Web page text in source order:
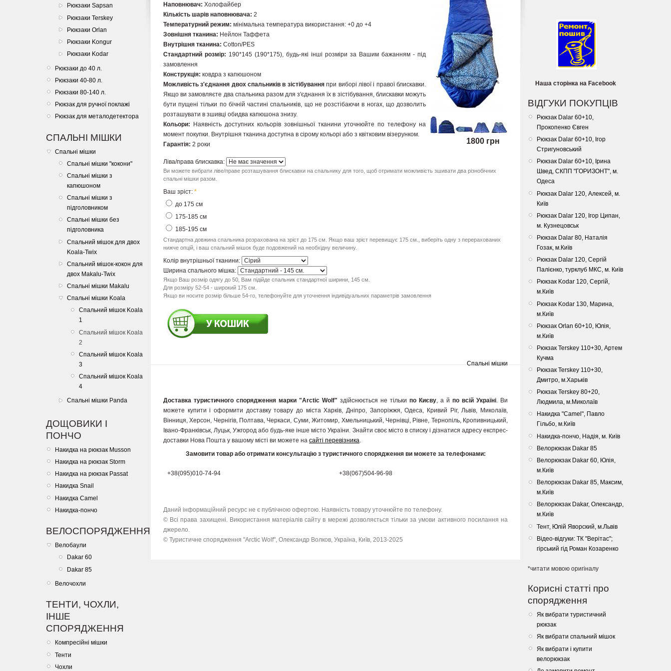
Рюкзаки Sapsan
Рюкзаки Terskey
Рюкзаки Orlan
Рюкзаки Kongur
Рюкзаки Kodar
Рюкзаки до 40 л.
Рюкзаки 40-80 л.
Рюкзаки 80-140 л.
Рюкзак для ручної поклажі
Рюкзак для металодетектора
СПАЛЬНІ МІШКИ
Спальні мішки
Спальні мішки "кокони"
Спальні мішки з
капюшоном
Спальні мішки з
підголовником
Спальні мішки без
підголовника
Спальний мішок для двох
Koala-Twix
Спальний мішок-кокон для
двох Makalu-Twix
Спальні мішки Makalu
Спальні мішки Koala
Спальний мішок Koala
1
Спальний мішок Koala
2
Спальний мішок Koala
3
Спальний мішок Koala
4
Спальні мішки Panda
ДОЩОВИКИ І
ПОНЧО
Накидка на рюкзак Musson
Накидка на рюкзак Storm
Накидка на рюкзак Passat
Накидка Snail
Накидка Camel
Накидка-пончо
ВЕЛОСПОРЯДЖЕННЯ
Велобаули
Dakar 60
Dakar 85
Велочохли
ТЕНТИ, ЧОХЛИ,
ІНШЕ
СПОРЯДЖЕННЯ
Компресійні мішки
Тенти
Чохли
1800 грн
Наповнювач: Холофайбер
Кількість шарів наповнювача: 2
Температурний режим: мінімальна температура використання: +0 до +4
Зовнішня тканина: Нейлон Таффета
Внутрішня тканина: Соtton/PES
Стандартний розмір: 190*145 (190*175), будь-які інші розміри за Вашим бажанням - під
замовлення
Конструкція: ковдра з капюшоном
Можливість з'єднання двох спальників в зістібуванняпри виборі лівої і правої блискавки.
Якщо ви замовляєте два спальника разом для з'єднання їх в зістібування, блискавки можуть
бути пущені тільки по бічній частині спальників, що не розстібаючи в ногах, що дозволить
розташувати в зшивці обидва капюшона знизу.
Кольори:
Наявність доступних кольорів зовнішньої тканини уточнюйте по телефону на
момент покупки. Внутрішня тканина доступна в сірому кольорі або з квітковим візерунком.
Гарантія: 2 роки
Ліва/права блискавка:
Ви можете вибрати ліве/праве розташування блискавки на спальнику для того, щоб отримати можливість зшивати два різнобічних
спальні мішки разом.
Ваш зріст: *
до 175 см
175-185 см
185-195 см
Стандартна довжина спальника розрахована на зріст до 175 см. Якщо ваш зріст перевищує 175 см., виберіть одну з перерахованих
нижче опцій, і ваш спальний мішок буде подовжений на необхідну величину.
Колір внутрішньої тканини:
Ширина спального мішка:
Якщо Ваш розмір одягу до 50, Вам підійде спальник стандартної ширини, 145 см.
Для розміру 52-54 - широкий 175 см.
Якщо ви носите розмір більше 54-го, телефонуйте для уточнення індивідуальних параметрів замовлення
Спальні мішки
Доставка туристичного спорядження марки "Arctic Wolf" здійснюється не тільки по Києву , а й по всій Україні . Ви
можете купити і оформити доставку товару до міста Харків, Дніпро, Запоріжжя, Одеса, Кривий Ріг, Львів, Миколаїв,
Вінниця, Херсон, Чернігів, Полтава, Черкаси, Суми, Житомир, Хмельницький, Чернівці, Рівне, Тернопіль, Кропивницький,
Івано-Франківськ, Луцьк, Ужгород або будь-яке інше місто України. Знайти своє місто в списку і дізнатися адресу експрес-
доставки Нова Пошта у вашому місті ви можете на сайті перевізника
Замовити товар або отримати консультацію з туристичного спорядження ви можете за телефонами:
+38(095)010-74-94 +38(067)504-96-98
Даний інформаційний ресурс не є публічною офертою. Наявність товару уточнюйте по телефону.
© Всі права захищені. Використання матеріалів сайту в мережі дозволяється тільки за умови активного посилання на
джерело.
© Туристичне спорядження "Arctic Wolf", Олександр Волков, Україна, Київ, 2013-2025
Наша сторінка на Facebook
ВІДГУКИ ПОКУПЦІВ
Рюкзак Dalar 60+10,
Прокопенко Євген
Рюкзак Dalar 60+10, Ігор
Стригуновський
Рюкзак Dalar 60+10, Ірина
Швед, СКПП "ГОРИЗОНТ", м.
Одеса
Рюкзак Dalar 120, Алексей, м.
Київ
Рюкзак Dalar 120, Ігор Ципан,
м. Кузнецовськ
Рюкзак Dalar 80, Наталія
Гозак, м.Київ
Рюкзак Dalar 120, Сергій
Палієнко, турклуб МКС, м. Київ
Рюкзак Kodar 120, Сергій,
м.Київ
Рюкзак Kodar 130, Марина,
м.Київ
Рюкзак Orlan 60+10, Юлія,
м.Київ
Рюкзак Terskey 110+30, Артем
Кучма
Рюкзак Terskey 110+30,
Дмитро, м.Харьків
Рюкзак Terskey 80+20,
Людмила, м.Миколаїв
Накидка "Camel", Павло
Гільбо, м.Київ
Накидка-пончо, Надія, м. Київ
Велорюкзак Dakar 85
Велорюкзак Dakar 60, Юлія,
м.Київ
Bелорюкзак Dakar 85, Максим,
м.Київ
Велорюкзак Dakar, Олександр,
м.Київ
Тент, Юлій Яворский, м.Львів
Відео-відгуки: ТК "Верітас";
гірський гід Роман Козаренко
*читати мовою оригіналу
Корисні статті про
спорядження
Як вибрати туристичний
рюкзак
Як вибрати спальний мішок
Як вибрати і купити
велорюкзак